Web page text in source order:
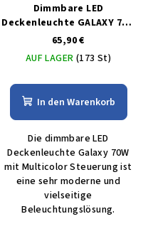
Dimmbare LED
Deckenleuchte GALAXY 70W
mit MULTICOLOR-Steuerung
65,90 €
AUF LAGER (173 St)
In den Warenkorb
Die dimmbare LED
Deckenleuchte Galaxy 70W
mit Multicolor Steuerung ist
eine sehr moderne und
vielseitige
Beleuchtungslösung.